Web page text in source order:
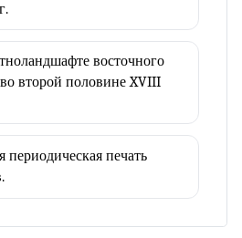
восточного
во второй половине XVIII
периодическая печать